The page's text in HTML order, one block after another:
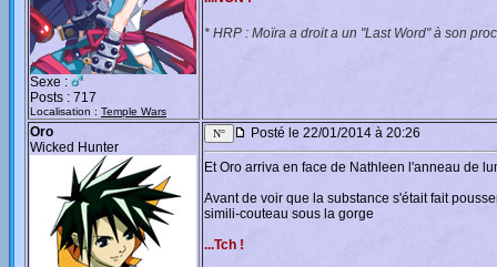
Sexe :
Posts : 717
Localisation : Temple Wars
* HRP : Moïra a droit a un "Last Word" à son
Oro
Wicked Hunter
Posté le 22/01/2014 à 20:26
Et Oro arriva en face de Nathleen l'anneau de
Avant de voir que la substance s'était fait
simili-couteau sous la gorge
...Tch !